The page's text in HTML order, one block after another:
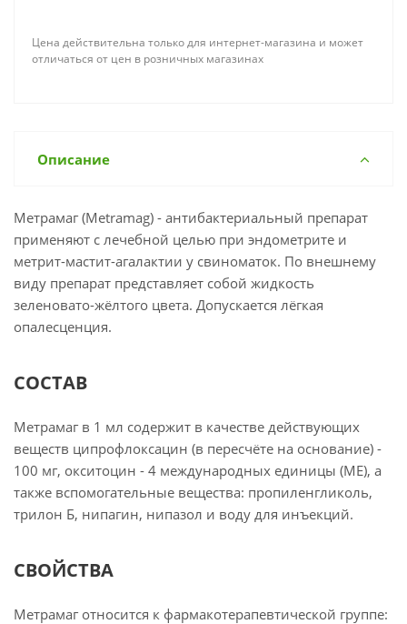
Цена действительна только для интернет-магазина и может
отличаться от цен в розничных магазинах
Описание
Метрамаг (Metramag) - антибактериальный препарат
применяют с лечебной целью при эндометрите и
метрит-мастит-агалактии у свиноматок. По внешнему
виду препарат представляет собой жидкость
зеленовато-жёлтого цвета. Допускается лёгкая
опалесценция.
СОСТАВ
Метрамаг в 1 мл содержит в качестве действующих
веществ ципрофлоксацин (в пересчёте на основание) -
100 мг, окситоцин - 4 международных единицы (МЕ), а
также вспомогательные вещества: пропиленгликоль,
трилон Б, нипагин, нипазол и воду для инъекций.
СВОЙСТВА
Метрамаг относится к фармакотерапевтической группе: